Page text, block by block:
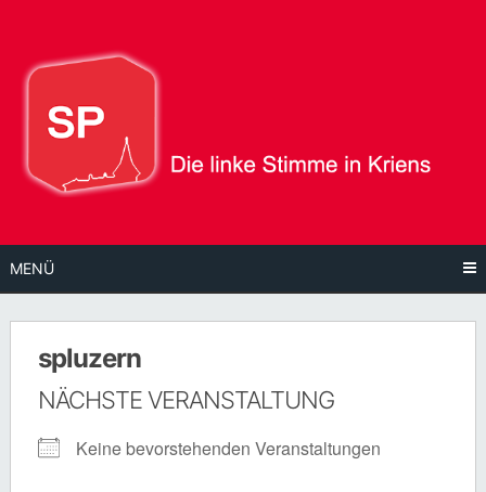
Inhalt
MENÜ
spluzern
NÄCHSTE VERANSTALTUNG
Keine bevorstehenden Veranstaltungen